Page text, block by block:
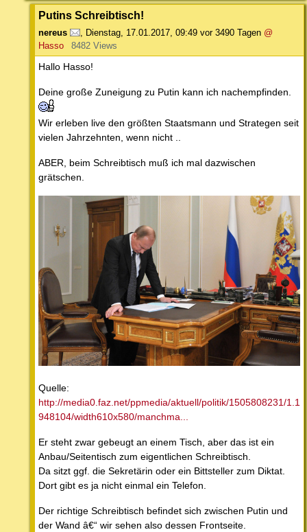
Putins Schreibtisch!
nereus , Dienstag, 17.01.2017, 09:49 vor 3490 Tagen @
Hasso
8482 Views
Hallo Hasso!
Deine große Zuneigung zu Putin kann ich nachempfinden.
Wir erleben live den größten Staatsmann und Strategen seit
vielen Jahrzehnten, wenn nicht ..
ABER, beim Schreibtisch muß ich mal dazwischen
grätschen.
Quelle:
http://media0.faz.net/ppmedia/aktuell/politik/1505808231/1.1
948104/width610x580/manchma...
Er steht zwar gebeugt an einem Tisch, aber das ist ein
Anbau/Seitentisch zum eigentlichen Schreibtisch.
Da sitzt ggf. die Sekretärin oder ein Bittsteller zum Diktat.
Dort gibt es ja nicht einmal ein Telefon.
Der richtige Schreibtisch befindet sich zwischen Putin und
der Wand â€“ wir sehen also dessen Frontseite.